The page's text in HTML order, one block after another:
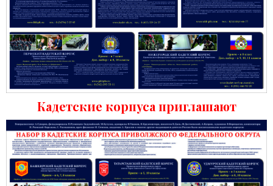
Кадетские корпуса приглашают